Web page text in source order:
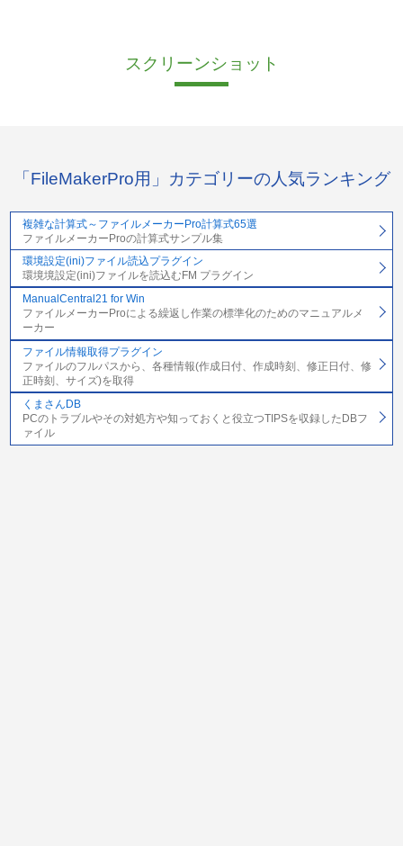
スクリーンショット
「FileMakerPro用」カテゴリーの人気ランキング
複雑な計算式～ファイルメーカーPro計算式65選
ファイルメーカーProの計算式サンプル集
環境設定(ini)ファイル読込プラグイン
環境境設定(ini)ファイルを読込むFM プラグイン
ManualCentral21 for Win
ファイルメーカーProによる繰返し作業の標準化のためのマニュアルメ
ーカー
ファイル情報取得プラグイン
ファイルのフルパスから、各種情報(作成日付、作成時刻、修正日付、修
正時刻、サイズ)を取得
くまさんDB
PCのトラブルやその対処方や知っておくと役立つTIPSを収録したDBフ
ァイル